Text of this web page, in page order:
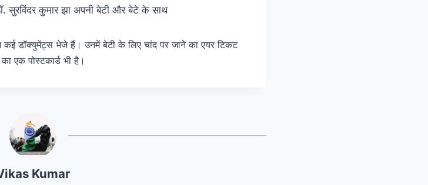
सुरविंदर कुमार झा अपनी बेटी और बेटे के साथ
कई डॉक्युमेंट्स भेजे हैं। उनमें बेटी के लिए चांद पर जाने का एयर टिकट
एक पोस्टकार्ड भी है।
Kumar